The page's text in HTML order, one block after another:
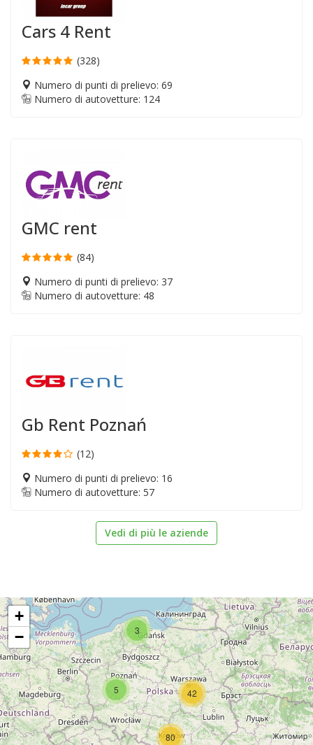
Cars 4 Rent
(328)
Numero di punti di prelievo: 69
Numero di autovetture: 124
GMC rent
(84)
Numero di punti di prelievo: 37
Numero di autovetture: 48
Gb Rent Poznań
(12)
Numero di punti di prelievo: 16
Numero di autovetture: 57
Vedi di più le aziende
5
3
42
80
+
−